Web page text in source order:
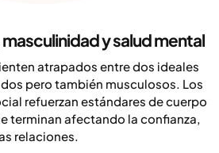
y salud mental
atrapados entre dos ideales
pero también musculosos. Los
refuerzan estándares de cuerpo
terminan afectando la confianza,
relaciones.